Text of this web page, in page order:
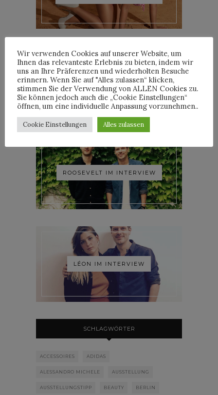
YOANN LEMOINE AKA
WOODKID IM INTERVIEW
ROOSEVELT IM INTERVIEW
LÉON IM INTERVIEW
SCHLAGWÖRTER
ACCESSOIRES ADIDAS
ALESSANDRO MICHELE AUSSTELLUNG
AUSSTELLUNGSTIPP BEAUTY BERLIN
Wir verwenden Cookies auf unserer Website, um
Ihnen das relevanteste Erlebnis zu bieten, indem wir
uns an Ihre Präferenzen und wiederholten Besuche
erinnern. Wenn Sie auf "Alles zulassen“ klicken,
stimmen Sie der Verwendung von ALLEN Cookies zu.
Sie können jedoch auch die „Cookie Einstellungen“
öffnen, um eine individuelle Anpassung vorzunehmen..
Cookie Einstellungen Alles zulassen